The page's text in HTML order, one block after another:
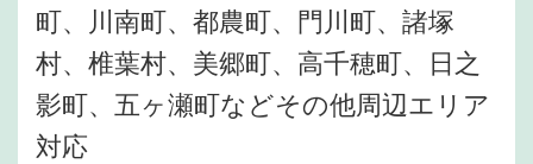
町、川南町、都農町、門川町、諸塚
村、椎葉村、美郷町、高千穂町、日之
影町、五ヶ瀬町などその他周辺エリア
対応